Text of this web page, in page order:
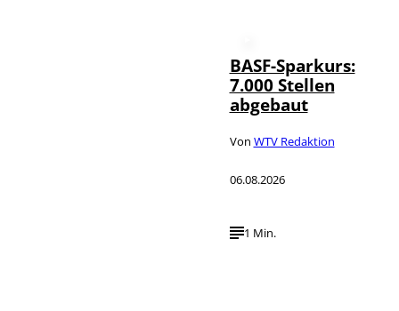
BASF-Sparkurs:
7.000 Stellen
abgebaut
Von WTV Redaktion
06.08.2026
1 Min.